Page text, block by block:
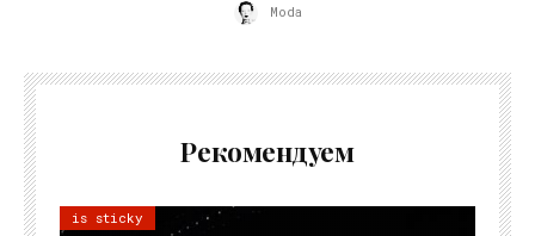
Moda
Рекомендуем
is sticky